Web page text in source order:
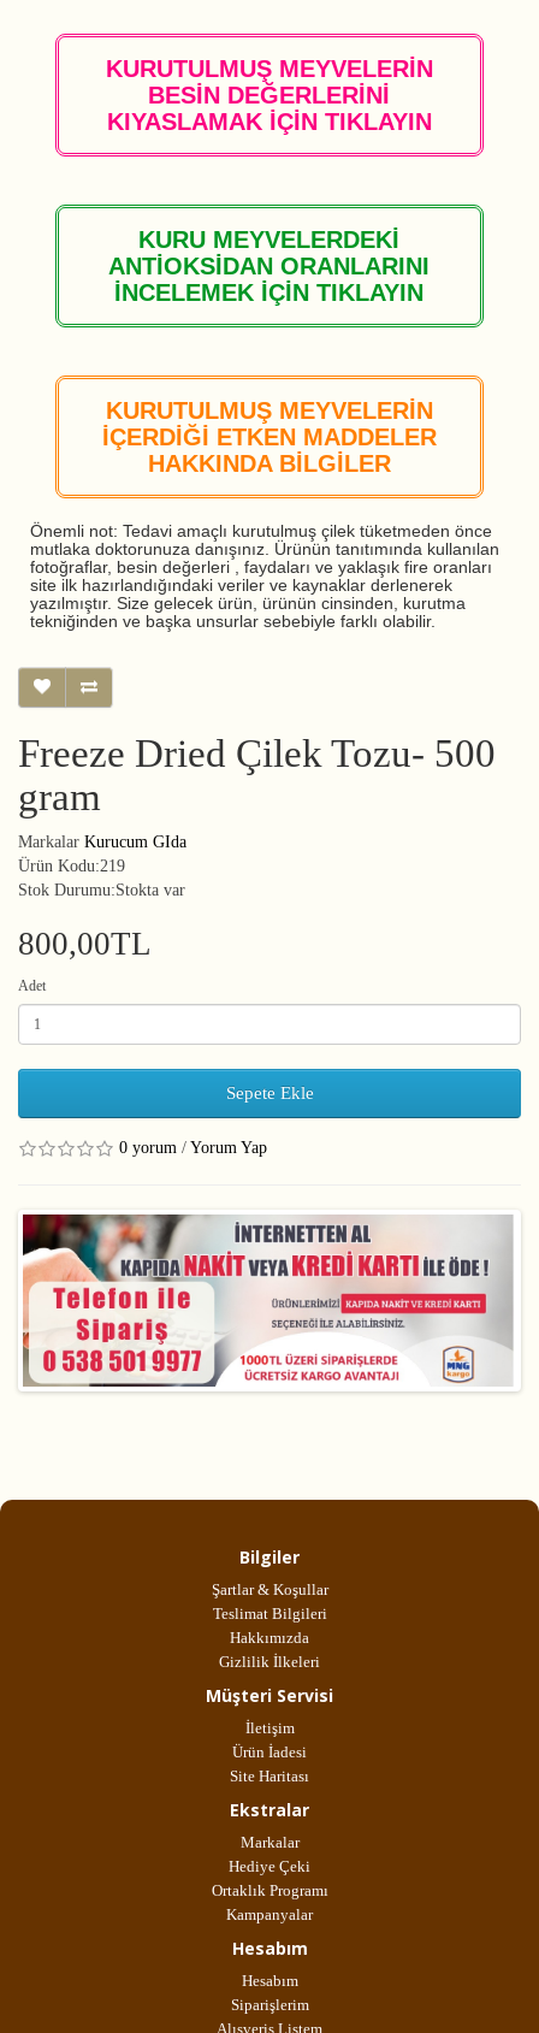
KURUTULMUŞ MEYVELERİN
BESİN DEĞERLERİNİ
KIYASLAMAK İÇİN TIKLAYIN
KURU MEYVELERDEKİ
ANTİOKSİDAN ORANLARINI
İNCELEMEK İÇİN TIKLAYIN
KURUTULMUŞ MEYVELERİN
İÇERDİĞİ ETKEN MADDELER
HAKKINDA BİLGİLER
Önemli not: Tedavi amaçlı kurutulmuş çilek tüketmeden önce
mutlaka doktorunuza danışınız. Ürünün tanıtımında kullanılan
fotoğraflar, besin değerleri , faydaları ve yaklaşık fire oranları
site ilk hazırlandığındaki veriler ve kaynaklar derlenerek
yazılmıştır. Size gelecek ürün, ürünün cinsinden, kurutma
tekniğinden ve başka unsurlar sebebiyle farklı olabilir.
Freeze Dried Çilek Tozu- 500
gram
Markalar Kurucum GIda
Ürün Kodu:219
Stok Durumu:Stokta var
800,00TL
Adet
Sepete Ekle
0 yorum / Yorum Yap
Bilgiler
Şartlar & Koşullar
Teslimat Bilgileri
Hakkımızda
Gizlilik İlkeleri
Müşteri Servisi
İletişim
Ürün İadesi
Site Haritası
Ekstralar
Markalar
Hediye Çeki
Ortaklık Programı
Kampanyalar
Hesabım
Hesabım
Siparişlerim
Alışveriş Listem